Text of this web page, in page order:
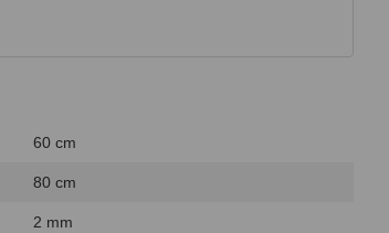
60 cm
80 cm
2 mm